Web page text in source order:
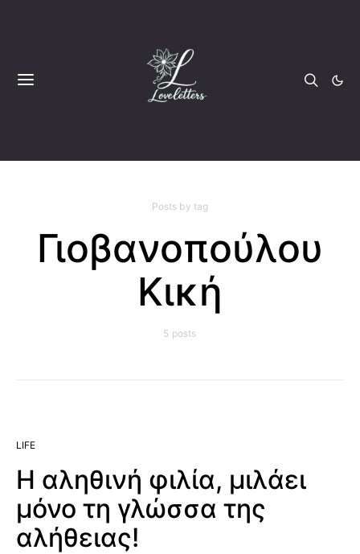
Posts by tag
Γιοβανοπούλου
Κική
5 posts
LIFE
Η αληθινή φιλία, μιλάει
μόνο τη γλώσσα της
αλήθειας!